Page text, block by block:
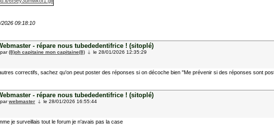
2026 09:18:10
- répare nous tubededentifrice ! (sitoplé)
(8)oh capitaine mon capitaine(8) le 28/01/2026 12:35:29
correctifs, sachez qu'on peut poster des réponses si on décoche bien "Me prévenir si des réponses sont
- répare nous tubededentifrice ! (sitoplé)
webmaster le 28/01/2026 16:55:44
je surveillais tout le forum je n'avais pas la case